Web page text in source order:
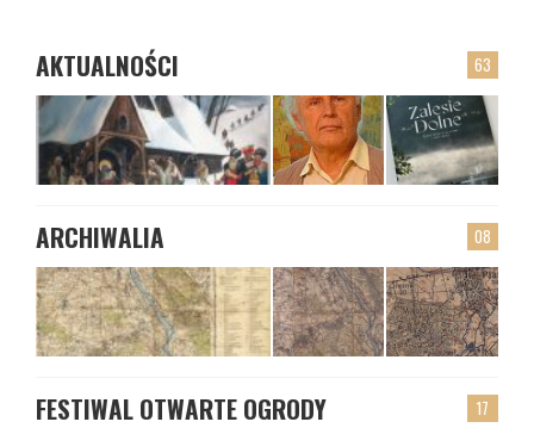
63
AKTUALNOŚCI
08
ARCHIWALIA
17
FESTIWAL OTWARTE OGRODY